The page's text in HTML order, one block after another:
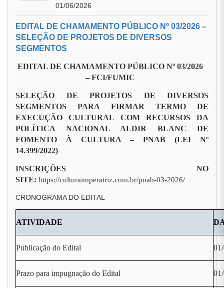
01/06/2026
EDITAL DE CHAMAMENTO PÚBLICO Nº 03/2026 –
SELEÇÃO DE PROJETOS DE DIVERSOS
SEGMENTOS
EDITAL DE CHAMAMENTO PÚBLICO Nº 03/2026
– FCI/FUMIC
SELEÇÃO DE PROJETOS DE DIVERSOS
SEGMENTOS PARA FIRMAR TERMO DE
EXECUÇÃO CULTURAL COM RECURSOS DA
POLÍTICA NACIONAL ALDIR BLANC DE
FOMENTO À CULTURA – PNAB (LEI Nº
14.399/2022)
INSCRIÇÕES NO
SITE: https://culturaimperatriz.com.br/pnab-03-2026/
CRONOGRAMA DO EDITAL
ATIVIDADE
Publicação do Edital
Prazo para impugnação do Edital